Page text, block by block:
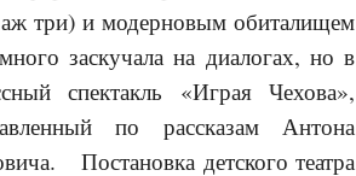
три) и модерновым обиталищем
заскучала на диалогах, но в
спектакль «Играя Чехова»,
по рассказам Антона
Постановка детского театра